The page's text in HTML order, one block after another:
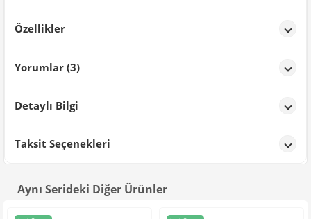
Özellikler
Yorumlar (3)
mükemmel bir ürün
Detaylı Bilgi
Ürün Detayları;
Taksit Seçenekleri
Aynı Serideki Diğer Ürünler